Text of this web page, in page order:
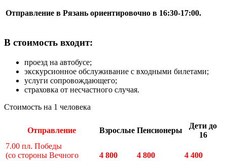
Отправление в Рязань ориентировочно в 16:30-17:00.
В стоимость входит:
проезд на автобусе;
экскурсионное обслуживание с входными билетами;
услуги сопровождающего;
страховка от несчастного случая.
Стоимость на 1 человека
Отправление Взрослые Пенсионеры
Дети до
16
7.00 пл. Победы
(со стороны Вечного
4 800 4 800 4 400